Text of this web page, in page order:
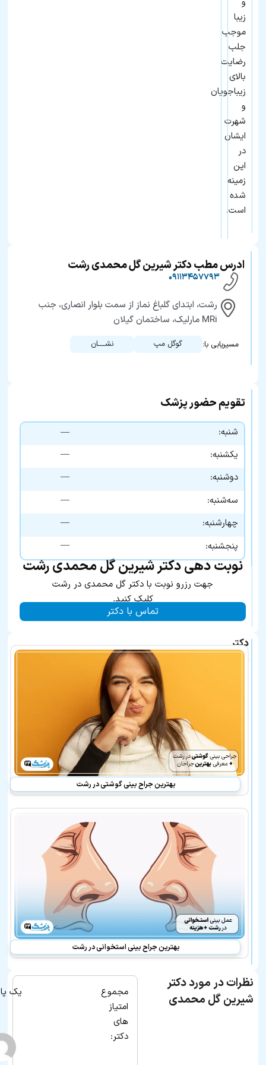
و
زیبا
موجب
جلب
رضایت
بالای
زیباجویان
و
شهرت
ایشان
در
این
زمینه
شده
است.
ادرس مطب دکتر شیرین گل محمدی رشت
۰۹۱۱۳۴۵۷۷۹۳
رشت، ابتدای گلباغ نماز از سمت بلوار انصاری، جنب
MRi مارلیک، ساختمان گیلان
مسیریابی با: گوگل مپ نشــــان
تقویم حضور پزشک
شنبه:
—
یکشنبه:
—
دوشنبه:
—
سه‌شنبه:
—
چهارشنبه:
—
پنجشنبه:
—
نوبت دهی دکتر شیرین گل محمدی رشت
جهت رزرو نوبت با دکتر گل محمدی در رشت
کلیک کنید.
تماس با دکتر
دکتر
شیرین
هستند:
بهترین جراح بینی گوشتی در رشت
بهترین جراح بینی استخوانی در رشت
نظرات در مورد دکتر
شیرین گل محمدی
مجموع
امتیاز
های
دکتر:
یک